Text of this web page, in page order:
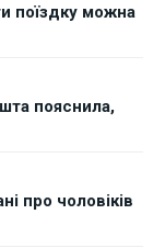
поїздку можна
пояснила,
про чоловіків